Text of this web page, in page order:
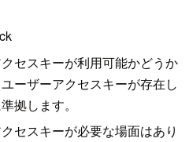
セスキーが利用可能かどうか
ーザーアクセスキーが存在し
拠します。
セスキーが必要な場面はあり